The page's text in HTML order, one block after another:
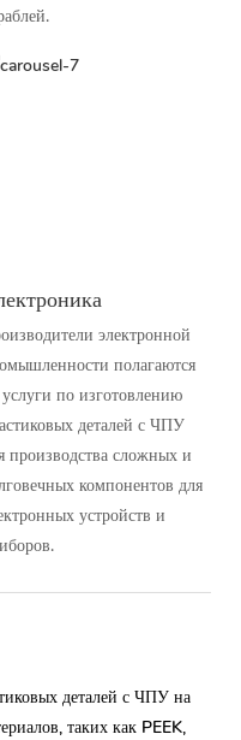
электронной
полагаются
по изготовлению
деталей с ЧПУ
производства сложных и
компонентов для
устройств и
деталей с ЧПУ на
таких как PEEK,